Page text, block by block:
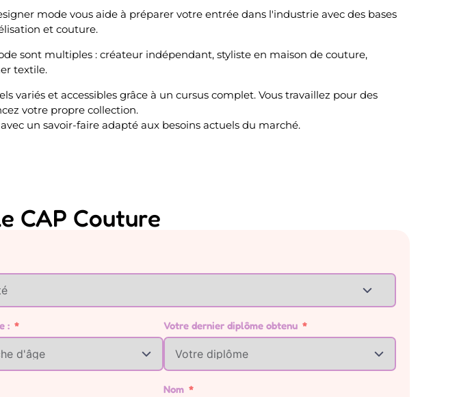
mode vous aide à préparer votre entrée dans l'industrie avec des bases
et couture.
sont multiples : créateur indépendant, styliste en maison de couture,
textile.
variés et accessibles grâce à un cursus complet. Vous travaillez pour des
votre propre collection.
un savoir-faire adapté aux besoins actuels du marché.
CAP Couture
: Votre dernier diplôme obtenu
Nom